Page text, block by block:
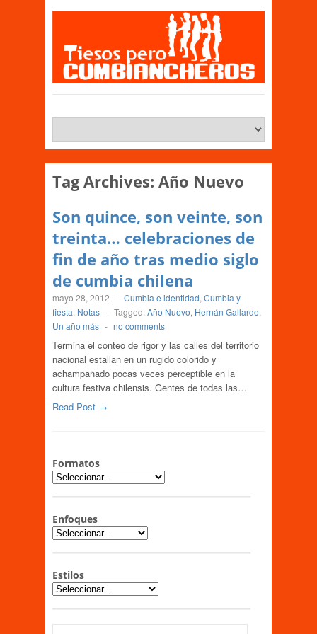
Tag Archives: Año Nuevo
Son quince, son veinte, son
treinta… celebraciones de
fin de año tras medio siglo
de cumbia chilena
mayo 28, 2012 - Cumbia e identidad, Cumbia y
fiesta, Notas - Tagged:Año Nuevo, Hernán Gallardo,
Un año más - no comments
Termina el conteo de rigor y las calles del territorio
nacional estallan en un rugido colorido y
achampañado pocas veces perceptible en la
cultura festiva chilensis. Gentes de todas las…
Read Post →
Formatos
Enfoques
Estilos